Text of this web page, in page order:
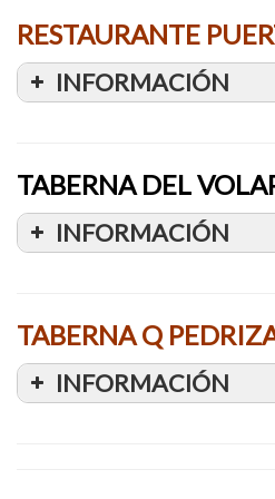
RESTAURANTE
INFORMACIÓN
TABERNA DEL
INFORMACIÓN
TABERNA Q
INFORMACIÓN